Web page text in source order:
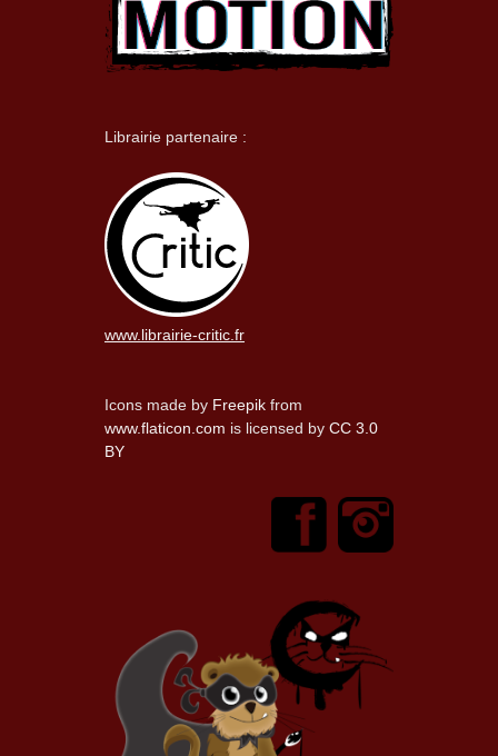
Librairie partenaire :
www.librairie-critic.fr
Icons made by Freepik from
www.flaticon.com is licensed by CC 3.0
BY